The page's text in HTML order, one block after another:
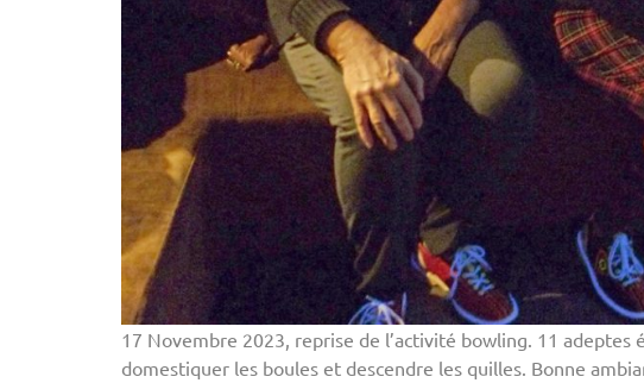
17 Novembre 2023, reprise de l’activité bowling. 11
domestiquer les boules et descendre les quilles. Bonne